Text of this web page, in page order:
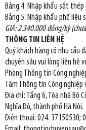
Bảng 4: Nhập khẩu sắt
Bảng 5: Nhập khẩu phế
GIÁ: 2.340.000 đồng/kỳ
THÔNG TIN LIÊN HỆ
Quý khách hàng có nhu
chuyên sâu vui lòng liên hệ
Phòng Thông tin Công
Tâm Thông tin Công nghiệp
Địa chỉ: Tầng 6, Tòa nhà Bộ
Nghĩa Đô, thành phố Hà Nội.
Điện thoại: 024. 37150530;